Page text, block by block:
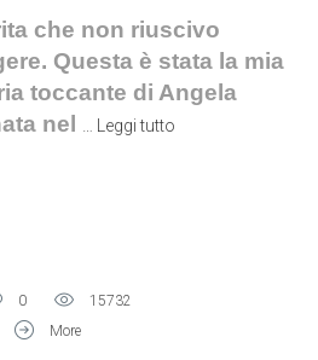
che non riuscivo
Questa è stata la mia
toccante di Angela
nel
Leggi tutto
0
15732
More